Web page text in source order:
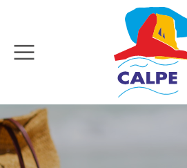
Overslaan en naar de inhoud gaan
Zoeken